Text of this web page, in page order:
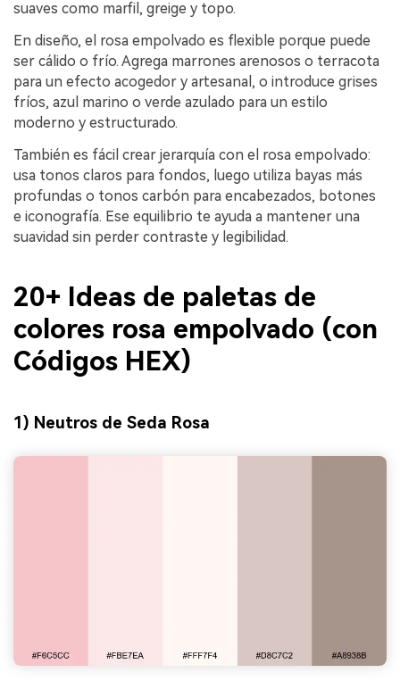
suaves como marfil, greige y topo.
En diseño, el rosa empolvado es flexible porque puede
ser cálido o frío. Agrega marrones arenosos o terracota
para un efecto acogedor y artesanal, o introduce grises
fríos, azul marino o verde azulado para un estilo
moderno y estructurado.
También es fácil crear jerarquía con el rosa empolvado:
usa tonos claros para fondos, luego utiliza bayas más
profundas o tonos carbón para encabezados, botones
e iconografía. Ese equilibrio te ayuda a mantener una
suavidad sin perder contraste y legibilidad.
20+ Ideas de paletas de
colores rosa empolvado (con
Códigos HEX)
1) Neutros de Seda Rosa